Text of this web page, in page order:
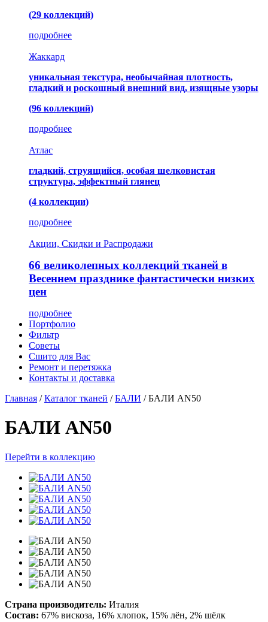
(29 коллекций)
подробнее
Жаккард
уникальная текстура, необычайная плотность,
гладкий и роскошный внешний вид, изящные узоры
(96 коллекций)
подробнее
Атлас
гладкий, струящийся, особая шелковистая
структура, эффектный глянец
(4 коллекции)
подробнее
Акции, Скидки и Распродажи
66 великолепных коллекций тканей в
Весеннем празднике фантастически низких
цен
подробнее
Портфолио
Фильтр
Советы
Сшито для Вас
Ремонт и перетяжка
Контакты и доставка
Главная / Каталог тканей / БАЛИ / БАЛИ AN50
БАЛИ AN50
Перейти в коллекцию
Страна производитель: Италия
Состав: 67% вискоза, 16% хлопок, 15% лён, 2% шёлк